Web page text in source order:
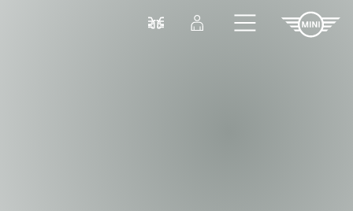
Porovnať Prihlásenie